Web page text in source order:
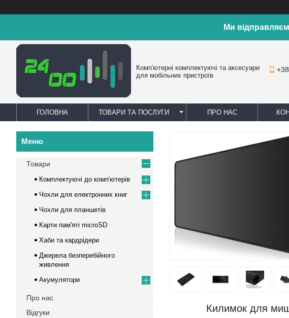
Ми
Комп'ютерні комплектуючі та аксесуари
для мобільних пристроїв
ГОЛОВНА ТОВАРИ ТА ПОСЛУГИ ПРО НАС
Килимок для
Товари
Комплектуючі до комп'ютерів
Чохли для електронних книг
Чохли для планшетів
Карти пам'яті microSD
Хаби та кардрідери
Джерела безперебійного
живлення
Акумулятори
Про нас
Відгуки